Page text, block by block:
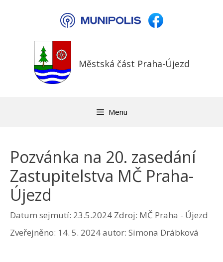
Městská část Praha-Újezd
Menu
Pozvánka na 20. zasedání
Zastupitelstva MČ Praha-
Újezd
Datum sejmutí: 23.5.2024 Zdroj: MČ Praha - Újezd
Zveřejněno: 14. 5. 2024autor: Simona Drábková